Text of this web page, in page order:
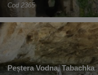
Cod 2365
Peștera Vodna, Tabachka